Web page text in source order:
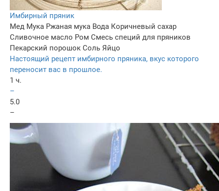
Имбирный пряник
Мед Мука Ржаная мука Вода Коричневый сахар
Сливочное масло Ром Смесь специй для пряников
Пекарский порошок Соль Яйцо
Настоящий рецепт имбирного пряника, вкус которого
переносит вас в прошлое.
1 ч.
–
5.0
–